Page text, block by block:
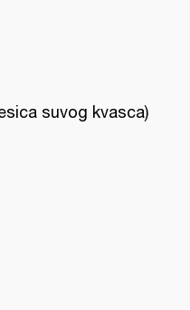
suvog kvasca)